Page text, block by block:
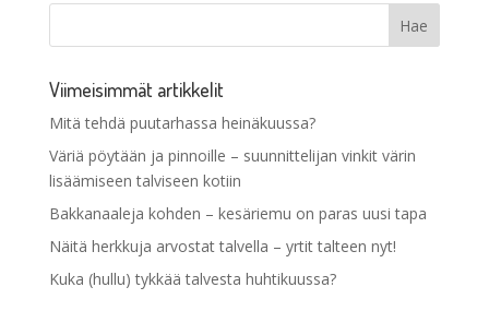
Viimeisimmät artikkelit
Mitä tehdä puutarhassa heinäkuussa?
Väriä pöytään ja pinnoille – suunnittelijan vinkit värin
lisäämiseen talviseen kotiin
Bakkanaaleja kohden – kesäriemu on paras uusi tapa
Näitä herkkuja arvostat talvella – yrtit talteen nyt!
Kuka (hullu) tykkää talvesta huhtikuussa?